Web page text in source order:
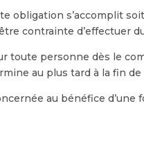
obligation s’accomplit
contrainte d’effectuer
toute personne dès le
au plus tard à la fin
au bénéfice